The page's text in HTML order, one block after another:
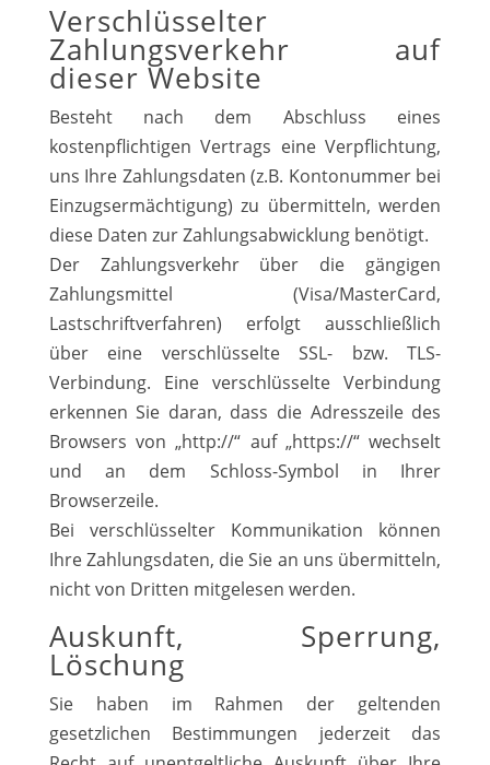
Verschlüsselter
Zahlungsverkehr auf
dieser Website
Besteht nach dem Abschluss eines
kostenpflichtigen Vertrags eine Verpflichtung,
uns Ihre Zahlungsdaten (z.B. Kontonummer bei
Einzugsermächtigung) zu übermitteln, werden
diese Daten zur Zahlungsabwicklung benötigt.
Der Zahlungsverkehr über die gängigen
Zahlungsmittel (Visa/MasterCard,
Lastschriftverfahren) erfolgt ausschließlich
über eine verschlüsselte SSL- bzw. TLS-
Verbindung. Eine verschlüsselte Verbindung
erkennen Sie daran, dass die Adresszeile des
Browsers von „http://“ auf „https://“ wechselt
und an dem Schloss-Symbol in Ihrer
Browserzeile.
Bei verschlüsselter Kommunikation können
Ihre Zahlungsdaten, die Sie an uns übermitteln,
nicht von Dritten mitgelesen werden.
Auskunft, Sperrung,
Löschung
Sie haben im Rahmen der geltenden
gesetzlichen Bestimmungen jederzeit das